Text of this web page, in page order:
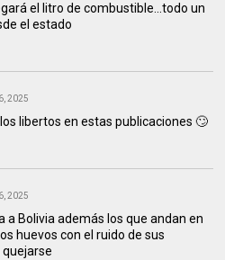
el litro de combustible...todo un
el estado
2025
libertos en estas publicaciones 🙄
2025
a Bolivia además los que andan en
huevos con el ruido de sus